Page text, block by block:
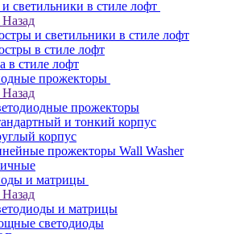
светильники в стиле лофт
Назад
и светильники в стиле лофт
в стиле лофт
в стиле лофт
прожекторы
Назад
прожекторы
и тонкий корпус
корпус
прожекторы Wall Washer
и матрицы
Назад
и матрицы
светодиоды